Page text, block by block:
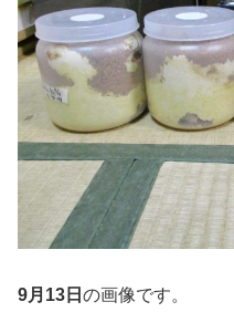
9月13日 の画像です。